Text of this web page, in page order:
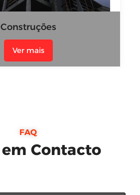
Construções
Ver mais
FAQ
Contacto